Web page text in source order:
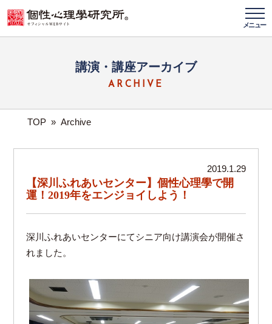
メニュー
講演・講座アーカイブ
ARCHIVE
TOP » Archive
2019.1.29
【深川ふれあいセンター】個性心理學で開
運！2019年をエンジョイしよう！
深川ふれあいセンターにてシニア向け講演会が開催さ
れました。